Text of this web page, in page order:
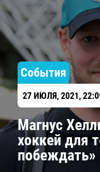
События
27 ИЮЛЯ, 2021,
​Магнус
хоккей для
побеждать»